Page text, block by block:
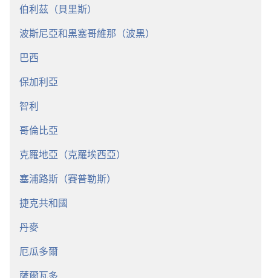
伯利茲（貝里斯）
波斯尼亞和黑塞哥維那（波黑）
巴西
保加利亞
智利
哥倫比亞
克羅地亞（克羅埃西亞）
塞浦路斯（賽普勒斯）
捷克共和國
丹麥
厄瓜多爾
薩爾瓦多